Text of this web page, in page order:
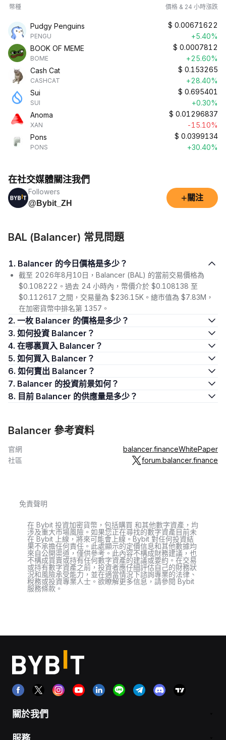
幣種 價格 & 24 小時漲跌
Pudgy Penguins
PENGU
$ 0.00671622
+5.40%
BOOK OF MEME
BOME
$ 0.0007812
+25.60%
Cash Cat
CASHCAT
$ 0.153265
+28.40%
Sui
SUI
$ 0.695401
+0.30%
Anoma
XAN
$ 0.01296837
-15.10%
Pons
PONS
$ 0.0399134
+30.40%
在社交媒體關注我們
Followers
@Bybit_ZH
+ 關注
BAL (Balancer) 常見問題
1. Balancer 的今日價格是多少？
截至 2026年8月10日，Balancer (BAL) 的當前交易價格為
$0.108222。過去 24 小時內，幣價介於 $0.108138 至
$0.112617 之間，交易量為 $236.15K。總市值為 $7.83M，
在加密貨幣中排名第 1357。
2. 一枚 Balancer 的價格是多少？
3. 如何投資 Balancer？
4. 在哪裏買入 Balancer？
5. 如何買入 Balancer？
6. 如何賣出 Balancer？
7. Balancer 的投資前景如何？
8. 目前 Balancer 的供應量是多少？
Balancer 參考資料
官網 balancer.financeWhitePaper
社區
forum.balancer.finance
免責聲明
在 Bybit 投資加密貨幣，包括購買 和其他數字資產，均
涉及重大市場風險。如果您正在尋找的數字資產目前未
在 Bybit 上線，將來可能會上線。Bybit 對任何投資結
果不承擔任何責任。此處顯示的定價信息和其他數據均
來自公開渠道，僅供參考。此內容不構成財務建議，也
不構成買賣或持有任何數字資產的建議或要約。在交易
或持有數字資產之前，投資者應仔細評估自己的財務狀
況和風險承受能力，並在適當情況下諮詢專業的法律、
稅務或投資專業人士。欲瞭解更多信息，請參閱 Bybit
服務條款。
關於我們